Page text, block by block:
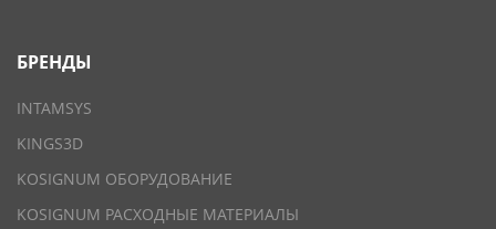
БРЕНДЫ
INTAMSYS
KINGS3D
KOSIGNUM ОБОРУДОВАНИЕ
KOSIGNUM РАСХОДНЫЕ МАТЕРИАЛЫ